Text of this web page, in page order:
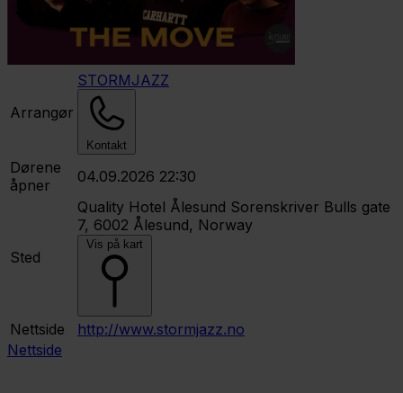
Arrangør
STORMJAZZ
Kontakt
Dørene
åpner
04.09.2026 22:30
Sted
Quality Hotel Ålesund Sorenskriver Bulls gate
7, 6002 Ålesund, Norway
Vis på kart
Nettside
http://www.stormjazz.no
Nettside